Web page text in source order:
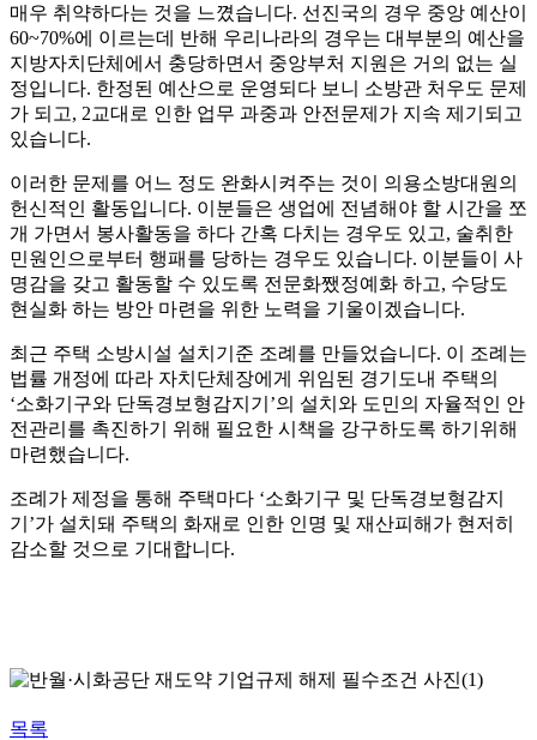
매우 취약하다는 것을 느꼈습니다. 선진국의 경우 중앙 예산이
60~70%에 이르는데 반해 우리나라의 경우는 대부분의 예산을
지방자치단체에서 충당하면서 중앙부처 지원은 거의 없는 실
정입니다. 한정된 예산으로 운영되다 보니 소방관 처우도 문제
가 되고, 2교대로 인한 업무 과중과 안전문제가 지속 제기되고
있습니다.
이러한 문제를 어느 정도 완화시켜주는 것이 의용소방대원의
헌신적인 활동입니다. 이분들은 생업에 전념해야 할 시간을 쪼
개 가면서 봉사활동을 하다 간혹 다치는 경우도 있고, 술취한
민원인으로부터 행패를 당하는 경우도 있습니다. 이분들이 사
명감을 갖고 활동할 수 있도록 전문화쨌정예화 하고, 수당도
현실화 하는 방안 마련을 위한 노력을 기울이겠습니다.
최근 주택 소방시설 설치기준 조례를 만들었습니다. 이 조례는
법률 개정에 따라 자치단체장에게 위임된 경기도내 주택의
‘소화기구와 단독경보형감지기 ’의 설치와 도민의 자율적인 안
전관리를 촉진하기 위해 필요한 시책을 강구하도록 하기위해
마련했습니다.
조례가 제정을 통해 주택마다 ‘소화기구 및 단독경보형감지
기 ’가 설치돼 주택의 화재로 인한 인명 및 재산피해가 현저히
감소할 것으로 기대합니다.
목록